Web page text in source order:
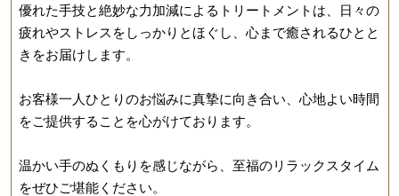
優れた手技と絶妙な力加減によるトリートメントは、日々の
疲れやストレスをしっかりとほぐし、心まで癒されるひとと
きをお届けします。
お客様一人ひとりのお悩みに真摯に向き合い、心地よい時間
をご提供することを心がけております。
温かい手のぬくもりを感じながら、至福のリラックスタイム
をぜひご堪能ください。